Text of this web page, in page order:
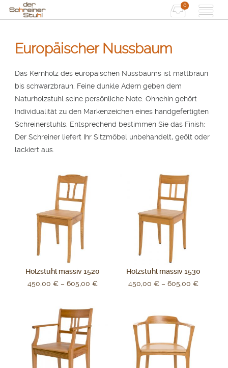
0
Europäischer Nussbaum
Das Kernholz des europäischen Nussbaums ist mattbraun
bis schwarzbraun. Feine dunkle Adern geben dem
Naturholzstuhl seine persönliche Note. Ohnehin gehört
Individualität zu den Markenzeichen eines handgefertigten
Schreinerstuhls. Entsprechend bestimmen Sie das Finish:
Der Schreiner liefert Ihr Sitzmöbel unbehandelt, geölt oder
lackiert aus.
Holzstuhl massiv 1520
450,00 €– 605,00 €
Holzstuhl massiv 1530
450,00€ –605,00€